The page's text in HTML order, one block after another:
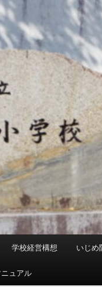
学校経営構想 いじめ
ュアル